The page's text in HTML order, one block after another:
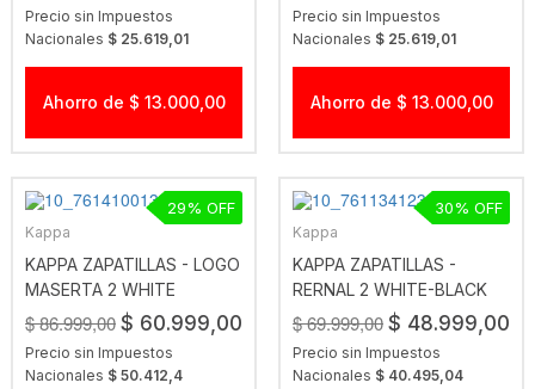
Precio sin Impuestos
Nacionales $ 25.619,01
Ahorro de $ 13.000,00
Precio sin Impuestos
Nacionales $ 25.619,01
Ahorro de $ 13.000,00
Kappa
KAPPA ZAPATILLAS - LOGO
MASERTA 2 WHITE
$ 86.999,00 $ 60.999,00
Precio sin Impuestos
Nacionales $ 50.412,4
29
Kappa
KAPPA ZAPATILLAS -
RERNAL 2 WHITE-BLACK
$ 69.999,00 $ 48.999,00
Precio sin Impuestos
Nacionales $ 40.495,04
30